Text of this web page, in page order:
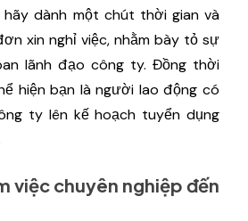
hãy dành một chút thời gian và
xin nghỉ việc, nhằm bày tỏ sự
lãnh đạo công ty. Đồng thời
hiện bạn là người lao động có
ty lên kế hoạch tuyển dụng
việc chuyên nghiệp đến